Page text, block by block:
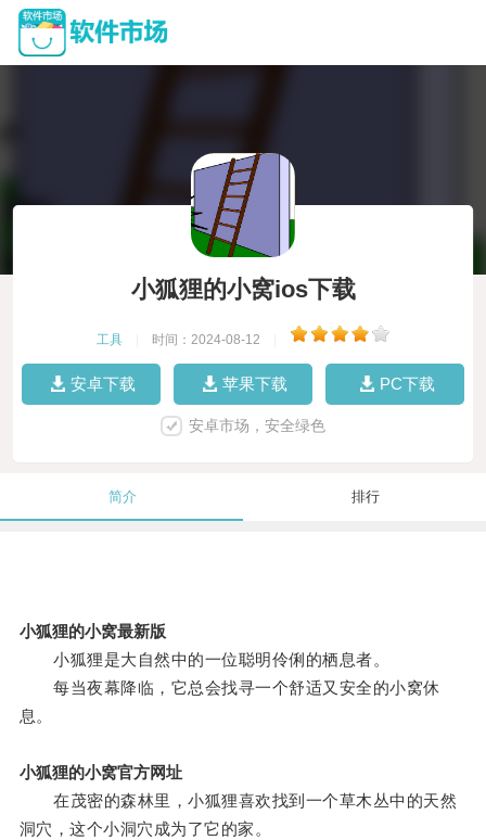
小狐狸的小窝ios下载
工具 时间：2024-08-12
安卓下载 苹果下载 PC下载
安卓市场，安全绿色
简介 排行
小狐狸的小窝最新版
小狐狸是大自然中的一位聪明伶俐的栖息者。
每当夜幕降临，它总会找寻一个舒适又安全的小窝休
息。
小狐狸的小窝官方网址
在茂密的森林里，小狐狸喜欢找到一个草木丛中的天然
洞穴，这个小洞穴成为了它的家。